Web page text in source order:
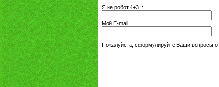
Я не робот 4+3=:
Мой E-mail
Пожалуйста, сформулируйте Ваши вопросы